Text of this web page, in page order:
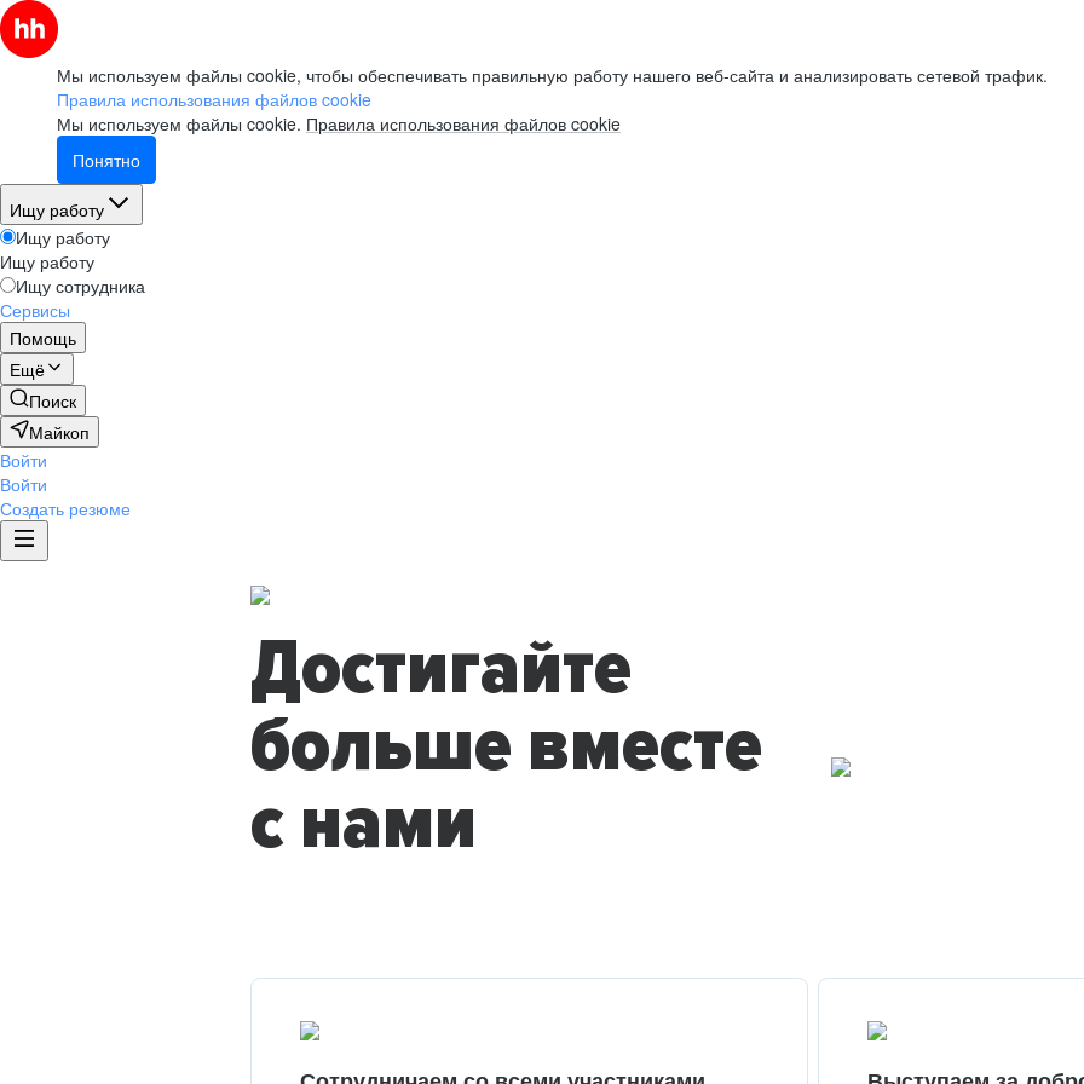
Мы используем файлы cookie, чтобы обеспечивать правильную работу нашего веб-сайта и анализировать сетевой трафик.
Правила использования файлов cookie
Мы используем файлы cookie. Правила использования файлов cookie
Понятно
Ищу работу
Ищу работу
Ищу работу
Ищу сотрудника
Сервисы
Помощь
Ещё
Поиск
Майкоп
Войти
Войти
Создать резюме
Достигайте
больше вместе
с нами